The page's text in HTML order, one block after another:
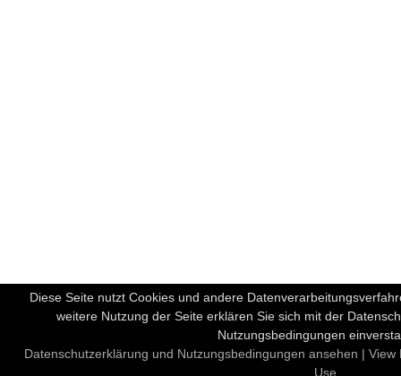
Diese Seite nutzt Cookies und andere
weitere Nutzung der Seite erklären Sie sich mit der
Nutzungsbedingungen
Datenschutzerklärung und Nutzungsbedingungen ansehen |
Use